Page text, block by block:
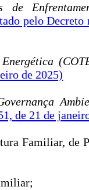
de
pelo Decreto
Energética
de 2025)
de 21 de
Familiar, de